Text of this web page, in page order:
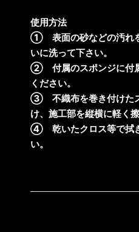
使用方法
① 表面の砂などの汚れ
いに洗って下さい。
② 付属のスポンジに付
ください。
③ 不織布を巻き付けた
け、施工部を縦横に軽く
④ 乾いたクロス等で拭
い。